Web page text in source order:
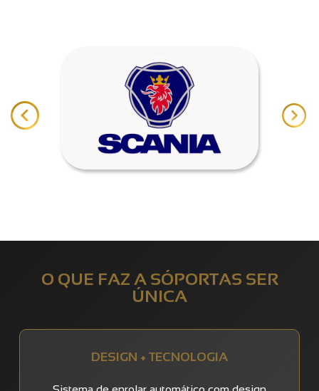
O QUE FAZ A SÓPORTAS SER
ÚNICA
DESIGN + TECNOLOGIA